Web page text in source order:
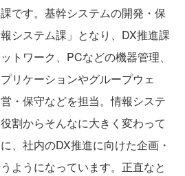
です。基幹システムの開発・保
システム課」となり、DX推進課
トワーク、PCなどの機器管理、
リケーションやグループウェ
・保守などを担当。情報システ
割からそんなに大きく変わって
、社内のDX推進に向けた企画・
ようになっています。正直なと